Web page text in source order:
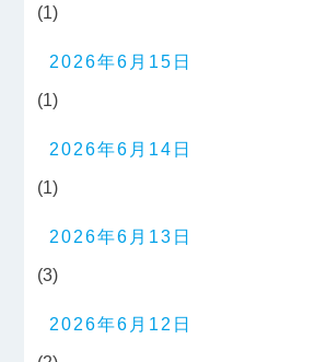
(1)
2026年6月15日
(1)
2026年6月14日
(1)
2026年6月13日
(3)
2026年6月12日